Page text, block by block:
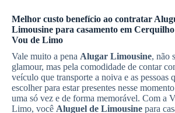
Melhor custo benefício ao contratar
Limousine para casamento em Cerquilho
Vou de Limo
Vale muito a pena Alugar Limousine, não
glamour, mas pela comodidade de contar
veículo que transporte a noiva e as pessoas
escolher para estar presentes nesse
uma só vez e de forma memorável. Com a
Limo, você Aluguel de Limousine para